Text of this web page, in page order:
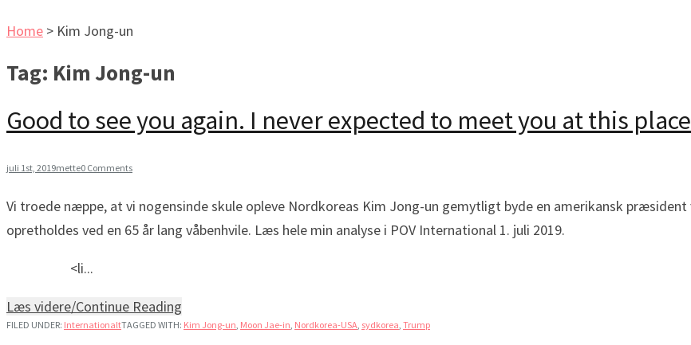
Home > Kim Jong-un
Tag: Kim Jong-un
Good to see you again. I never expected to meet you at this
juli 1st, 2019mette0 Comments
Vi troede næppe, at vi nogensinde skule opleve Nordkoreas Kim Jong-un gemytligt byde en amerikansk
opretholdes ved en 65 år lang våbenhvile. Læs hele min analyse i POV International 1. juli 2019.
<li...
Læs videre/Continue Reading
FILED UNDER: InternationaltTAGGED WITH: Kim Jong-un Moon Jae-in Nordkorea-USA sydkorea Trump